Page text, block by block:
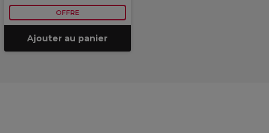
OFFRE
Ajouter au panier